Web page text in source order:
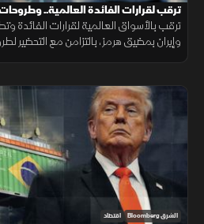
ترقب لقرارات الفائدة العالمية..
ترقب بالأسواق العالمية لقرارات الفائدة
وإيران بمضيق هرمز، بالتزامن مع التحضير
الشرق Bloomberg اقتصاد